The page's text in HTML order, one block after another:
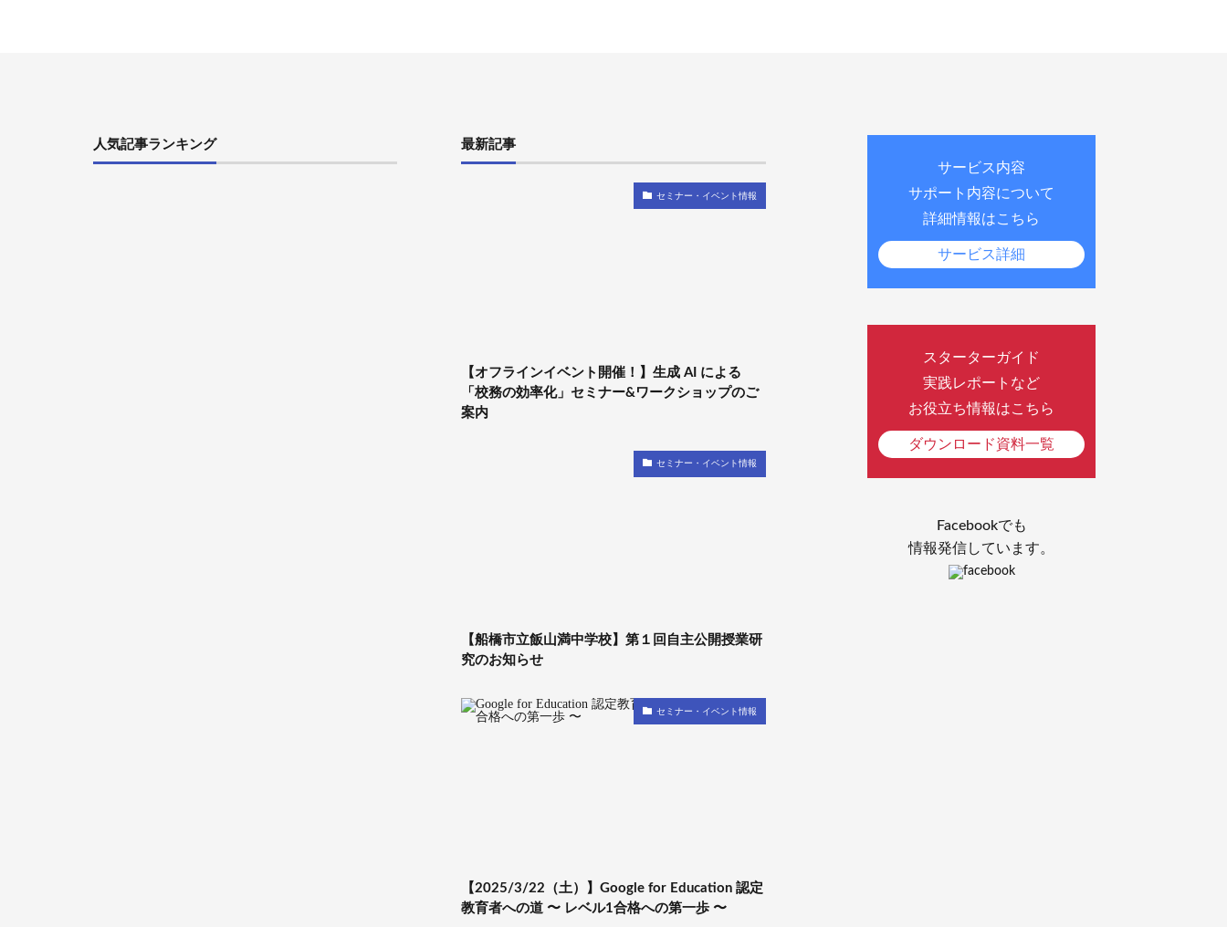
人気記事ランキング 最新記事
セミナー・イベント情報
【オフラインイベント開催！】生成 AI による
「校務の効率化」セミナー&ワークショップのご
案内
セミナー・イベント情報
【船橋市立飯山満中学校】第１回自主公開授業研
究のお知らせ
セミナー・イベント情報
【2025/3/22（土）】Google for Education 認定
教育者への道 〜 レベル1合格への第一歩 〜
サービス内容
サポート内容について
詳細情報はこちら
サービス詳細
スターターガイド
実践レポートなど
お役立ち情報はこちら
ダウンロード資料一覧
Facebookでも
情報発信しています。